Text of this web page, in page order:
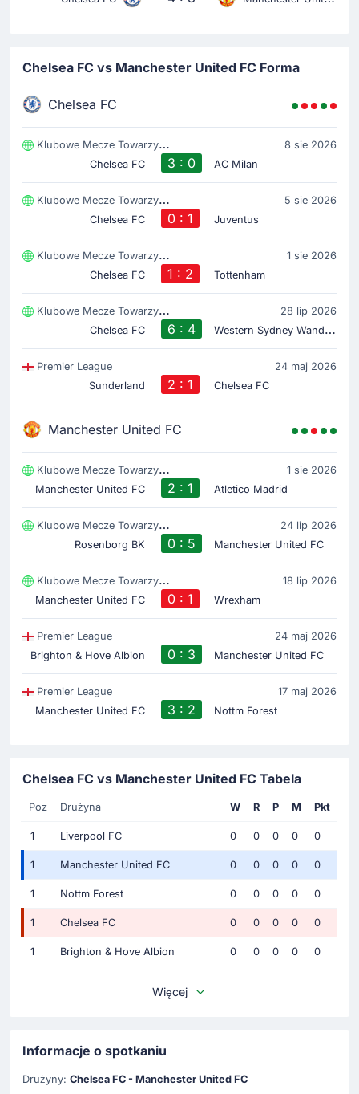
Chelsea FC vs Manchester United FC Forma
Chelsea FC
Klubowe Mecze Towarzyski
8 sie 2026
Chelsea FC
3 : 0 AC Milan
Klubowe Mecze Towarzyski
5 sie 2026
Chelsea FC
0 : 1 Juventus
Klubowe Mecze Towarzyski
1 sie 2026
Chelsea FC
1 : 2 Tottenham
Klubowe Mecze Towarzyski
28 lip 2026
Chelsea FC
6 : 4 W
estern Sydney Wanderers
Premier League
24 maj 2026
Sunderland
2 : 1 Chelsea FC
Manchester United FC
Klubowe Mecze Towarzyski
1 sie 2026
Manchester United FC
2 : 1 Atletico Madrid
Klubowe Mecze Towarzyski
24 lip 2026
Rosenborg BK
0 : 5 Manchester United FC
Klubowe Mecze Towarzyski
18 lip 2026
Manchester United FC
0 : 1 Wrexham
Premier League
24 maj 2026
Brighton & Hove Albion
0 : 3 Manchester United FC
Premier League
17 maj 2026
Manchester United FC
3 : 2 Nottm Forest
Chelsea FC vs Manchester United FC Tabela
Poz Drużyna W R P M Pkt
1 Liverpool FC 0 0 0 0 0
1 Manchester United FC 0 0 0 0 0
1 Nottm Forest 0 0 0 0 0
1 Chelsea FC 0 0 0 0 0
1 Brighton & Hove Albion 0 0 0 0 0
Więcej
Informacje o spotkaniu
Drużyny: Chelsea FC - Manchester United FC